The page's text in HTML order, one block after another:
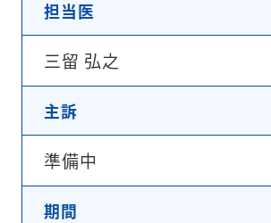
担当医
三留 弘之
主訴
準備中
期間